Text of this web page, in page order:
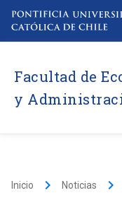
Facultad de
y
Inicio keyboard_arrow_right Noticias keyboard_arrow_right